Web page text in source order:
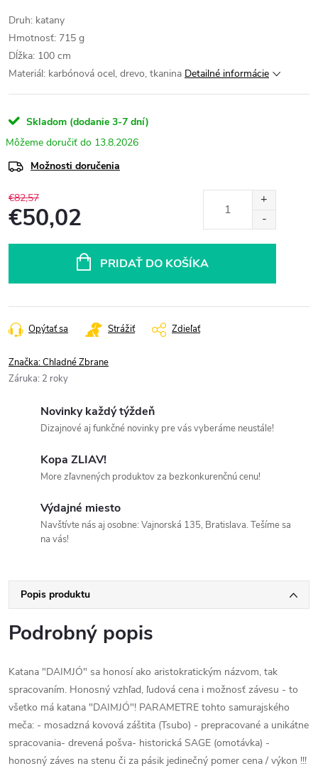
Druh: katany
Hmotnosť: 715 g
Dĺžka: 100 cm
Materiál: karbónová ocel, drevo, tkanina Detailné informácie
Skladom (dodanie 3-7 dní)
13.8.2026
Možnosti doručenia
€82,57
€50,02
PRIDAŤ DO KOŠÍKA
Opýtať sa Strážiť Zdieľať
Značka:Chladné Zbrane
Záruka: 2 roky
Novinky každý týždeň
Dizajnové aj funkčné novinky pre vás vyberáme neustále!
Kopa ZLIAV!
More zľavnených produktov za bezkonkurenčnú cenu!
Výdajné miesto
Navštívte nás aj osobne: Vajnorská 135, Bratislava. Tešíme sa
na vás!
Popis produktu
Podrobný popis
Katana "DAIMJÓ" sa honosí ako aristokratickým názvom, tak
spracovaním. Honosný vzhľad, ľudová cena i možnosť závesu - to
všetko má katana "DAIMJÓ"! PARAMETRE tohto samurajského
meča: - mosadzná kovová záštita (Tsubo) - prepracované a unikátne
spracovania- drevená pošva- historická SAGE (omotávka) -
honosný záves na stenu či za pásik jedinečný pomer cena / výkon !!!